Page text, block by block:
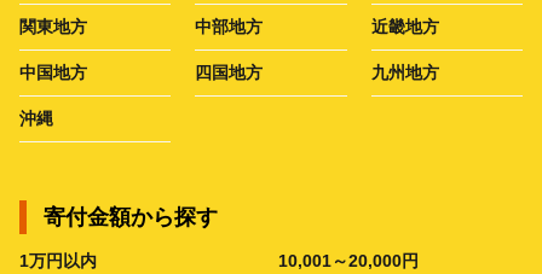
関東地方 中部地方 近畿地方
中国地方 四国地方 九州地方
沖縄
寄付金額から探す
1万円以内 10,001～20,000円